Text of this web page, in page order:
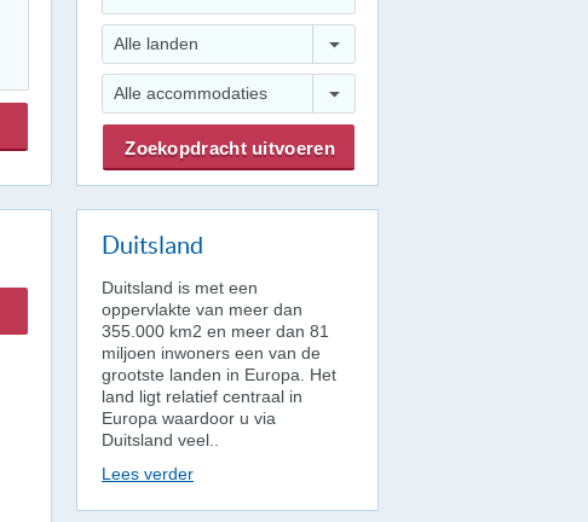
Alle landen
Alle accommodaties
Duitsland
Duitsland is met een
oppervlakte van meer dan
355.000 km2 en meer dan 81
miljoen inwoners een van de
grootste landen in Europa. Het
land ligt relatief centraal in
Europa waardoor u via
Duitsland veel..
Lees verder